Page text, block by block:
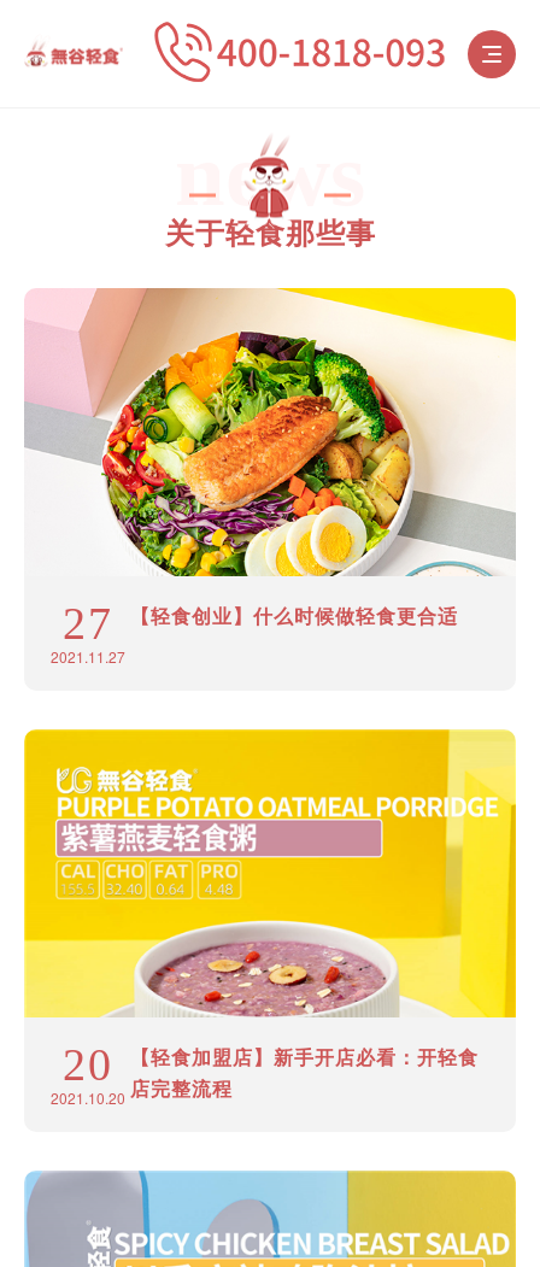
news
关于轻食那些事
27
2021.11.27
【轻食创业】什么时候做轻食更合适
20
2021.10.20
【轻食加盟店】新手开店必看：开轻食
店完整流程